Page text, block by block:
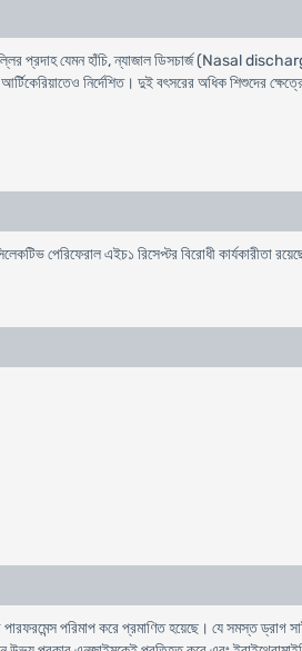
প্রদাহ যেমন হাঁচি, ন্যাজাল ডিসচার্জ (Nasal
নির্দেশিত। দুই বৎসরের অধিক শিশুদের
পেরিফেরাল এইচ১ রিসেপ্টর বিরােধী কার্যকারীতা
পরিমাপ করে প্রমাণিত হয়েছে। যে সমস্ত ড্রাগ